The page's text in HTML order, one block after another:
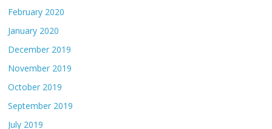
February 2020
January 2020
December 2019
November 2019
October 2019
September 2019
July 2019